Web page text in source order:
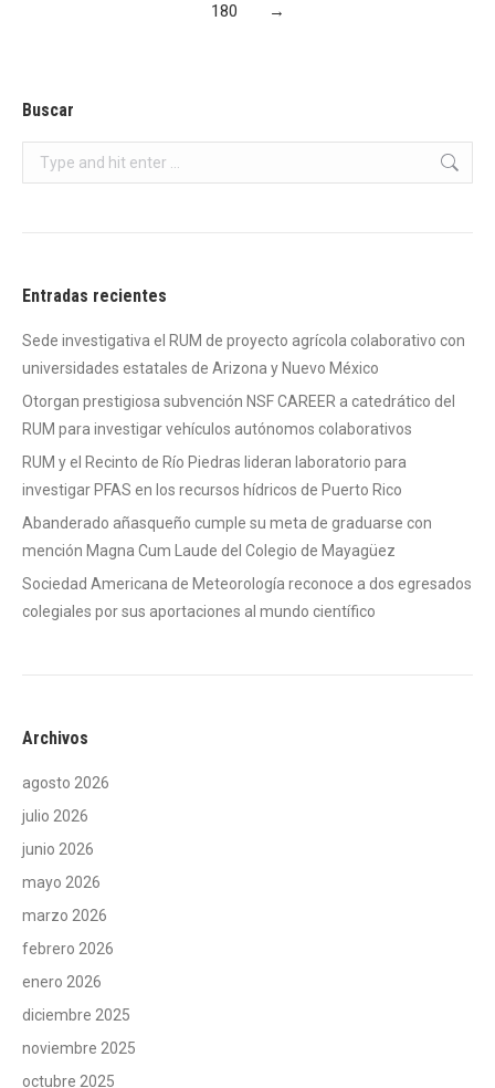
180
→
Buscar
Search:
Entradas recientes
Sede investigativa el RUM de proyecto agrícola colaborativo con
universidades estatales de Arizona y Nuevo México
Otorgan prestigiosa subvención NSF CAREER a catedrático del
RUM para investigar vehículos autónomos colaborativos
RUM y el Recinto de Río Piedras lideran laboratorio para
investigar PFAS en los recursos hídricos de Puerto Rico
Abanderado añasqueño cumple su meta de graduarse con
mención Magna Cum Laude del Colegio de Mayagüez
Sociedad Americana de Meteorología reconoce a dos egresados
colegiales por sus aportaciones al mundo científico
Archivos
agosto 2026
julio 2026
junio 2026
mayo 2026
marzo 2026
febrero 2026
enero 2026
diciembre 2025
noviembre 2025
octubre 2025